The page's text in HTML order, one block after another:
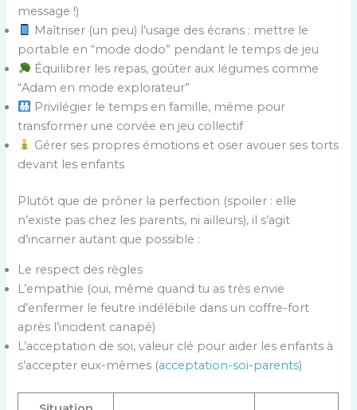
message !)
Maîtriser (un peu) l’usage des écrans : mettre le
portable en “mode dodo” pendant le temps de jeu
Équilibrer les repas, goûter aux légumes comme
“Adam en mode explorateur”
Privilégier le temps en famille, même pour
transformer une corvée en jeu collectif
Gérer ses propres émotions et oser avouer ses torts
devant les enfants
Plutôt que de prôner la perfection (spoiler : elle
n’existe pas chez les parents, ni ailleurs), il s’agit
d’incarner autant que possible :
Le respect des règles
L’empathie (oui, même quand tu as très envie
d’enfermer le feutre indélébile dans un coffre-fort
après l’incident canapé)
L’acceptation de soi, valeur clé pour aider les enfants à
s’accepter eux-mêmes (acceptation-soi-parents)